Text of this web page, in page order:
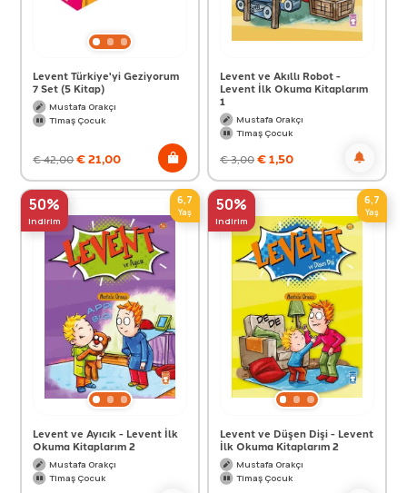
Levent Türkiye'yi Geziyorum
7 Set (5 Kitap)
Mustafa Orakçı
Timaş Çocuk
€42,00€21,00
Levent ve Akıllı Robot -
Levent İlk Okuma Kitaplarım
1
Mustafa Orakçı
Timaş Çocuk
€3,00€1,50
50%
indirim
6,7
Yaş
Levent ve Ayıcık - Levent İlk
Okuma Kitaplarım 2
Mustafa Orakçı
Timaş Çocuk
50%
indirim
6,7
Yaş
Levent ve Düşen Dişi - Levent
İlk Okuma Kitaplarım 2
Mustafa Orakçı
Timaş Çocuk